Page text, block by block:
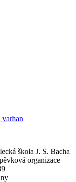
varhan
škola J. S. Bacha
organizace